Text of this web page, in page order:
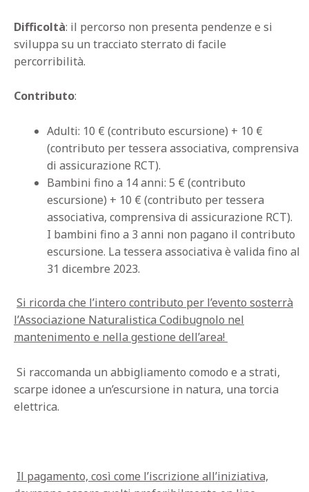
Difficoltà: il percorso non presenta pendenze e si
sviluppa su un tracciato sterrato di facile
percorribilità.
Contributo:
Adulti: 10 € (contributo escursione) + 10 €
(contributo per tessera associativa, comprensiva
di assicurazione RCT).
Bambini fino a 14 anni: 5 € (contributo
escursione) + 10 € (contributo per tessera
associativa, comprensiva di assicurazione RCT).
I bambini fino a 3 anni non pagano il contributo
escursione. La tessera associativa è valida fino al
31 dicembre 2023.
Si ricorda che l’intero contributo per l’evento sosterrà
l’Associazione Naturalistica Codibugnolo nel
mantenimento e nella gestione dell’area!
Si raccomanda un abbigliamento comodo e a strati,
scarpe idonee a un’escursione in natura, una torcia
elettrica.
Il pagamento, così come l’iscrizione all’iniziativa,